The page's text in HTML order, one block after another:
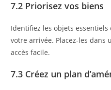
7.2 Priorisez vos biens
Identifiez les objets
votre arrivée. Placez-les dans
accès facile.
7.3 Créez un plan